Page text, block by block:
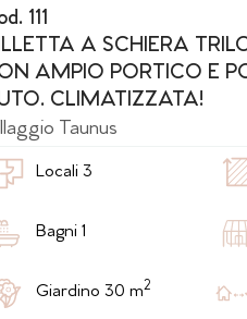
111
A SCHIERA
AMPIO PORTICO E
CLIMATIZZATA!
Taunus
Locali 3
Bagni 1
Giardino 30 m2